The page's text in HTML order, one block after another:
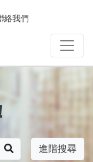
絡我們
進階搜尋